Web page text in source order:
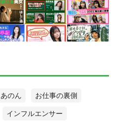
あのん お仕事の裏側
インフルエンサー